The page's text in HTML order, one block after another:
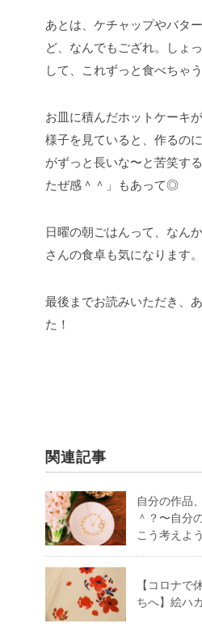
あとは、ケチャップやバタ
ど、なんでもござれ。しょ
して、これずっと食べちゃ
お皿に積んだホットケーキ
様子を見ていると、作るの
がずっと長いな〜と苦笑す
たぜ感＾＾」もあって◎
日曜の朝ごはんって、なん
さんの食卓も気になります。
最後までお読みいただき、
た！
関連記事
自分の作品
＾？〜自分
こう考えよ
【コロナで
ちへ】絵ハ